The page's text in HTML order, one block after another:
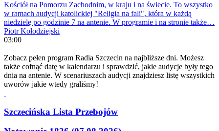
Kościół na Pomorzu Zachodnim, w kraju i na świecie. To wszystko
w ramach audycji katolickiej "Religia na fali", która w każdą
niedzielę po godzinie 7 na antenie. W programie i na stronie także…
Piotr Kołodziejski
03:00
Zobacz pełen program Radia Szczecin na najbliższe dni. Możesz
także cofnąć datę w kalendarzu i sprawdzić, jakie audycje były tego
dnia na antenie. W scenariuszach audycji znajdziesz listę wszystkich
uworów jakie wtedy graliśmy!
Szczecińska Lista Przebojów